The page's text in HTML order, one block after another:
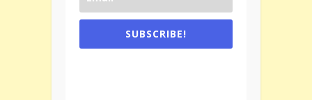
SUBSCRIBE!